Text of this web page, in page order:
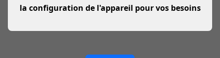
la configuration de l'appareil pour vos besoins